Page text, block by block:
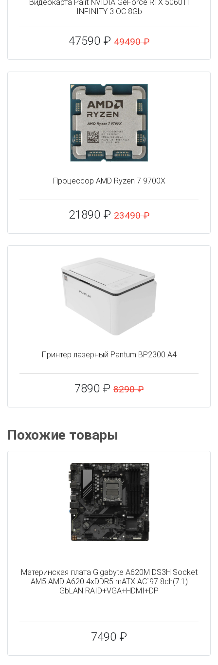
Видеокарта Palit NVIDIA GeForce RTX 5060TI
INFINITY 3 OC 8Gb
47590 ₽ 49490 ₽
Процессор AMD Ryzen 7 9700X
21890 ₽ 23490 ₽
Принтер лазерный Pantum BP2300 A4
7890 ₽ 8290 ₽
Похожие товары
Материнская плата Gigabyte A620M DS3H Socket
AM5 AMD A620 4xDDR5 mATX AC`97 8ch(7.1)
GbLAN RAID+VGA+HDMI+DP
7490 ₽